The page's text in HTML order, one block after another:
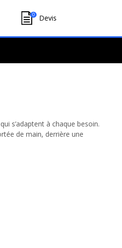
0 Devis
s’adaptent à chaque besoin.
de main, derrière une